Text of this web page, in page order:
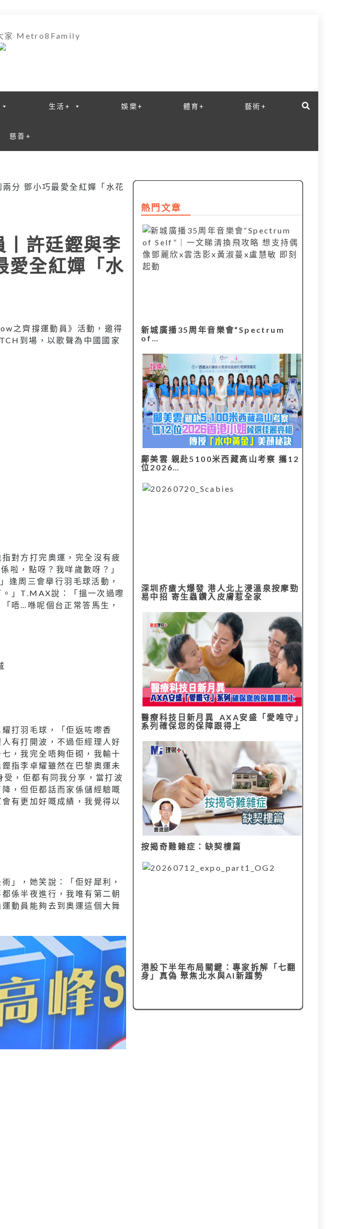
生活+ 娛樂+ 體育+ 藝術+
慈善+
許廷鏗與李
愛全紅嬋「水
之齊撐運動員》活動，邀得
到場，以歌聲為中國國家
對方打完奧運，完全沒有疲
啦，點呀？我咩歲數呀？」
逢周三會舉行羽毛球活動，
」T.MAX說：「搵一次過嚟
唔…喺呢個台正常答馬生，
打羽毛球，「佢返咗嚟香
有打開波，不過佢經理人好
，我完全唔夠佢砌，我輸十
指李卓耀雖然在巴黎奧運未
，佢都有同我分享，當打波
，但佢都話而家係儲經驗嘅
有更加好嘅成績，我覺得以
」，她笑說：「佢好犀利，
係半夜進行，我唯有第二朝
動員能夠去到奧運這個大舞
熱門文章
新城廣播35周年音樂會“Spectrum
of…
鄺美雲 親赴5100米西藏高山考察 攜12
位2026…
深圳疥瘡大爆發 港人北上浸溫泉按摩勁
易中招 寄生蟲鑽入皮膚惹全家
醫療科技日新月異 AXA安盛「愛唯守」
系列確保您的保障跟得上
按揭奇難雜症：缺契樓篇
港股下半年布局關鍵：專家拆解「七翻
身」真偽 聚焦北水與AI新趨勢